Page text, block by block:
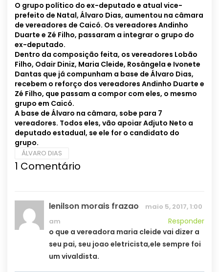
O grupo político do ex-deputado e atual vice-
prefeito de Natal, Álvaro Dias, aumentou na câmara
de vereadores de Caicó. Os vereadores Andinho
Duarte e Zé Filho, passaram a integrar o grupo do
ex-deputado.
Dentro da composição feita, os vereadores Lobão
Filho, Odair Diniz, Maria Cleide, Rosângela e Ivonete
Dantas que já compunham a base de Álvaro Dias,
recebem o reforço dos vereadores Andinho Duarte e
Zé Filho, que passam a compor com eles, o mesmo
grupo em Caicó.
A base de Álvaro na câmara, sobe para 7
vereadores. Todos eles, vão apoiar Adjuto Neto a
deputado estadual, se ele for o candidato do
grupo.
ÁLVARO DIAS
1 Comentário
lenilson morais frazao
maio 5, 2017, 1:00
am
Responder
o que a vereadora maria cleide vai dizer a
seu pai, seu joao eletricista,ele sempre foi
um vivaldista.